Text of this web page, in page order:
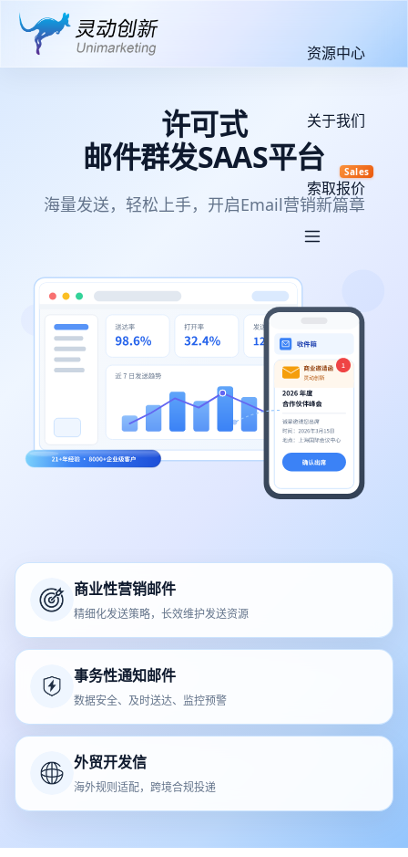
资源中心
关于我们
索取报价
Sales
许可式
邮件群发SAAS平台
海量发送，轻松上手，开启Email营销新篇章
商业性营销邮件
精细化发送策略，长效维护发送资源
事务性通知邮件
数据安全、及时送达、监控预警
外贸开发信
海外规则适配，跨境合规投递